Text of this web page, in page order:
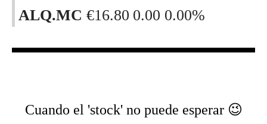
ALQ.MC €16.80 0.00 0.00%
Cuando el 'stock' no puede esperar 😉